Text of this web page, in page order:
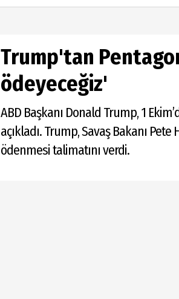
Trump'tan
ödeyeceğiz'
ABD Başkanı Donald Trump, 1
açıkladı. Trump, Savaş Bakanı
ödenmesi talimatını verdi.